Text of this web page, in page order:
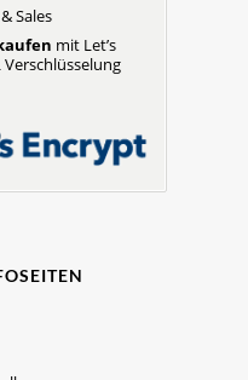
Sales
mit Let’s
Verschlüsselung